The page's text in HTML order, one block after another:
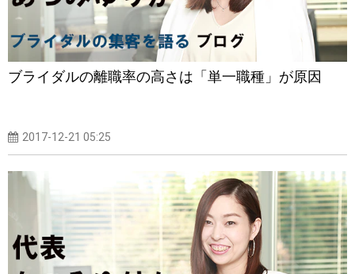
ブライダルの離職率の高さは「単一職種」が原因
2017-12-21 05:25